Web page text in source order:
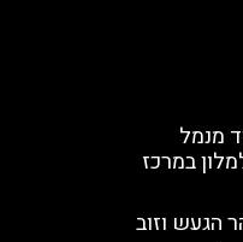
מנמל
במרכז
הגעש וזוב